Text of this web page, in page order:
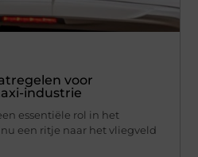
voor
industrie
essentiële rol in het
een ritje naar het vliegveld